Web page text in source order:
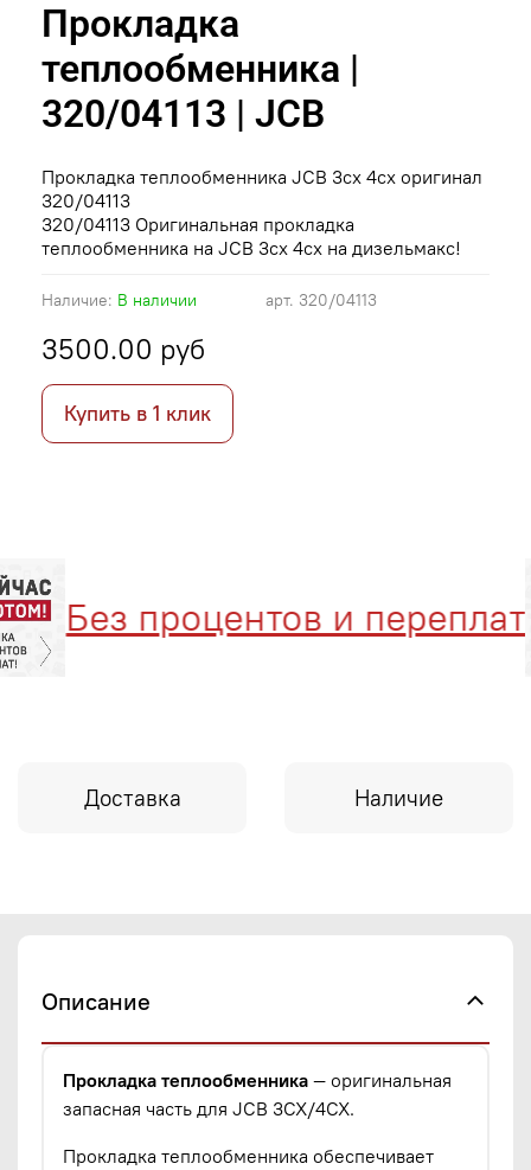
арт. 320/04113
Наличие: В наличии
Прокладка
теплообменника |
320/04113 | JCB
3500.00 руб
Купить в 1 клик
Прокладка теплообменника JCB 3cx 4cx оригинал
320/04113
320/04113 Оригинальная прокладка
теплообменника на JCB 3cx 4cx на дизельмакс!
Без процентов и переплат
Доставка Наличие
Описание
Прокладка теплообменника — оригинальная
запасная часть для JCB 3CX/4CX.
Прокладка теплообменника обеспечивает